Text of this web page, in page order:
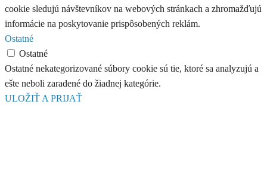
cookie sledujú návštevníkov na webových stránkach a zhromažďujú
informácie na poskytovanie prispôsobených reklám.
Ostatné
Ostatné
Ostatné nekategorizované súbory cookie sú tie, ktoré sa analyzujú a
ešte neboli zaradené do žiadnej kategórie.
ULOŽIŤ A PRIJAŤ